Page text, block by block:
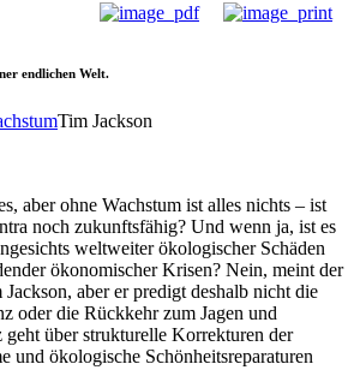
endlichen Welt.
Tim Jackson
aber ohne Wachstum ist alles nichts – ist
noch zukunftsfähig? Und wenn ja, ist es
weltweiter ökologischer Schäden
ökonomischer Krisen? Nein, meint der
aber er predigt deshalb nicht die
oder die Rückkehr zum Jagen und
geht über strukturelle Korrekturen der
und ökologische Schönheitsreparaturen